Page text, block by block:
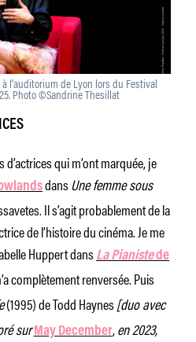
l'auditorium de Lyon lors du Festival
Photo ©Sandrine Thesillat
qui m’ont marquée, je
dansUne femme sous
Il s’agit probablement de la
de l’histoire du cinéma. Je me
Huppert dans La Pianistede
complètement renversée.Puis
(1995) de Todd Haynes[duo avec
sur May December,en 2023,